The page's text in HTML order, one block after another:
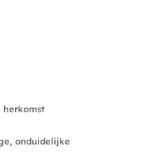
herkomst
onduidelijke